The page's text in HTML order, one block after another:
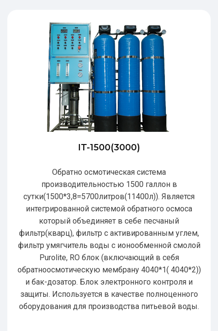
IT-1500(3000)
Обратно осмотическая система
производительностью 1500 галлон в
сутки(1500*3,8=5700литров(11400л)). Является
интегрированной системой обратного осмоса
который объединяет в себе песчаный
фильтр(кварц), фильтр с активированным углем,
фильтр умягчитель воды с ионообменной смолой
Purolite, RO блок (включающий в себя
обратноосмотическую мембрану 4040*1( 4040*2))
и бак-дозатор. Блок электронного контроля и
защиты. Используется в качестве полноценного
оборудования для производства питьевой воды.